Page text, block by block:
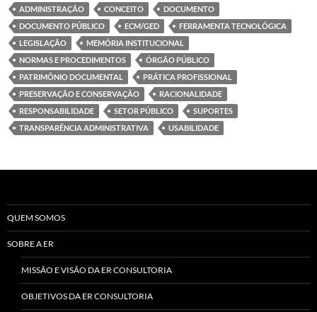
ADMINISTRAÇÃO CONCEITO
DOCUMENTO
DOCUMENTO PÚBLICO
ECM/GED
FERRAMENTA TECNOLÓGICA
LEGISLAÇÃO
MEMÓRIA INSTITUCIONAL
NORMAS E PROCEDIMENTOS
ÓRGÃO PÚBLICO
PATRIMÔNIO DOCUMENTAL
PRÁTICA PROFISSIONAL
PRESERVAÇÃO E CONSERVAÇÃO
RACIONALIDADE
RESPONSABILIDADE
SETOR PÚBLICO
SUPORTES
TRANSPARÊNCIA ADMINISTRATIVA
USABILIDADE
QUEM SOMOS
SOBRE A ER
MISSÃO E VISÃO DA ER CONSULTORIA
OBJETIVOS DA ER CONSULTORIA